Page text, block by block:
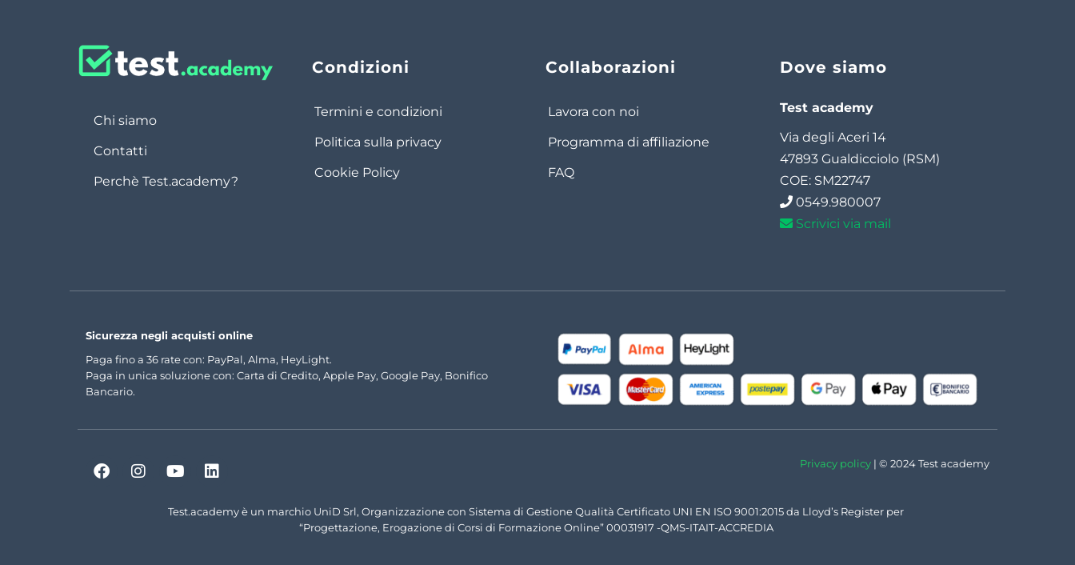
Chi siamo
Contatti
Perchè Test.academy?
Condizioni
Termini e condizioni
Politica sulla privacy
Cookie Policy
Collaborazioni
Lavora con noi
Programma di affiliazione
FAQ
Dove siamo
Test academy
Via degli Aceri 14
47893 Gualdicciolo (RSM)
COE: SM22747
0549.980007
Scrivici via mail
Sicurezza negli acquisti online
Paga fino a 36 rate con: PayPal, Alma, HeyLight.
Paga in unica soluzione con: Carta di Credito, Apple Pay, Google Pay, Bonifico
Bancario.
Privacy policy | © 2024 Test academy
Test.academy è un marchio UniD Srl, Organizzazione con Sistema di Gestione Qualità Certificato UNI EN ISO 9001:2015 da Lloyd’s Register per
“Progettazione, Erogazione di Corsi di Formazione Online” 00031917 -QMS-ITAIT-ACCREDIA